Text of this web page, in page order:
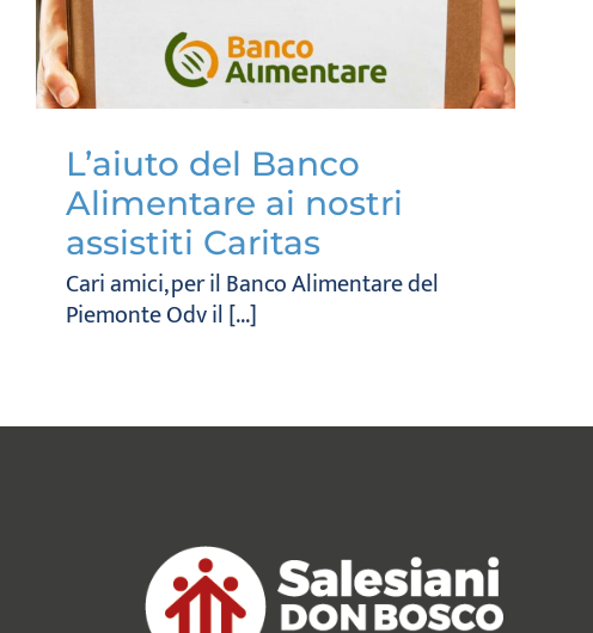
L’aiuto del Banco
Alimentare ai nostri
assistiti Caritas
Cari amici, per il Banco Alimentare del
Piemonte Odv il [...]